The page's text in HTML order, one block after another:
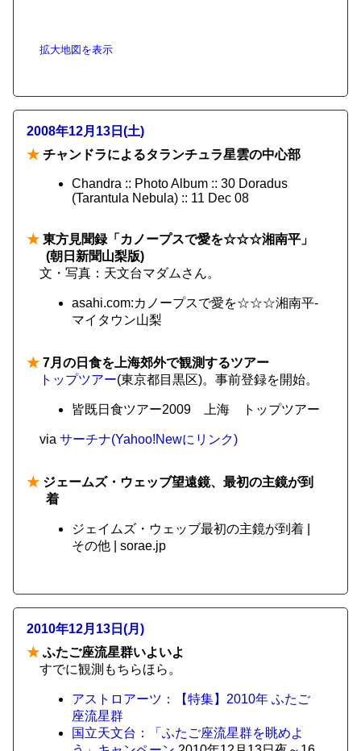
拡大地図を表示
2008年12月13日(土)
★ チャンドラによるタランチュラ星雲の中心部
Chandra :: Photo Album :: 30 Doradus
(Tarantula Nebula) :: 11 Dec 08
★ 東方見聞録「カノープスで愛を☆☆☆湘南平」
(朝日新聞山梨版)
文・写真：天文台マダムさん。
asahi.com:カノープスで愛を☆☆☆湘南平-
マイタウン山梨
★ 7月の日食を上海郊外で観測するツアー
トップツアー(東京都目黒区)。事前登録を開始。
皆既日食ツアー2009 上海 トップツアー
via サーチナ(Yahoo!Newにリンク)
★ ジェームズ・ウェッブ望遠鏡、最初の主鏡が到
着
ジェイムズ・ウェッブ最初の主鏡が到着 |
その他 | sorae.jp
2010年12月13日(月)
★ ふたご座流星群いよいよ
すでに観測もちらほら。
アストロアーツ：【特集】2010年 ふたご
座流星群
国立天文台：「ふたご座流星群を眺めよ